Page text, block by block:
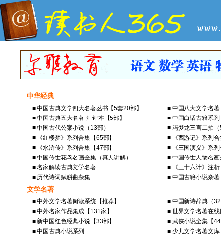
中华经典
■ 中国古典文学四大名著丛书【5套20部】
■ 中国八大文学名
■ 中国古典五大名著-汇评本【5部】
■ 中国白话古籍系
■ 中国古代公案小说（13部）
■ 冯梦龙三言二拍（
■ 《红楼梦》系列合集【65部】
■ 《西游记》系列
■ 《水浒传》系列合集【47部】
■ 《三国演义》系
■ 中国传世花鸟名画全集（真人讲解）
■ 中国传世人物名
■ 名家解读古典文学名著
■ 《三十六计》注析
■ 历代诗词赋骈曲杂集
■ 中国古籍小说杂
文学名著
■ 中外文学名著阅读系统【推荐】
■ 中国新诗辞典（
■ 中外名家作品集成【131家】
■ 世界文学名著在线
■ 新中国红色经典小说【33部】
■ 武侠小说全集【
■ 中国古典小说系列
■ 少儿文学名著文库